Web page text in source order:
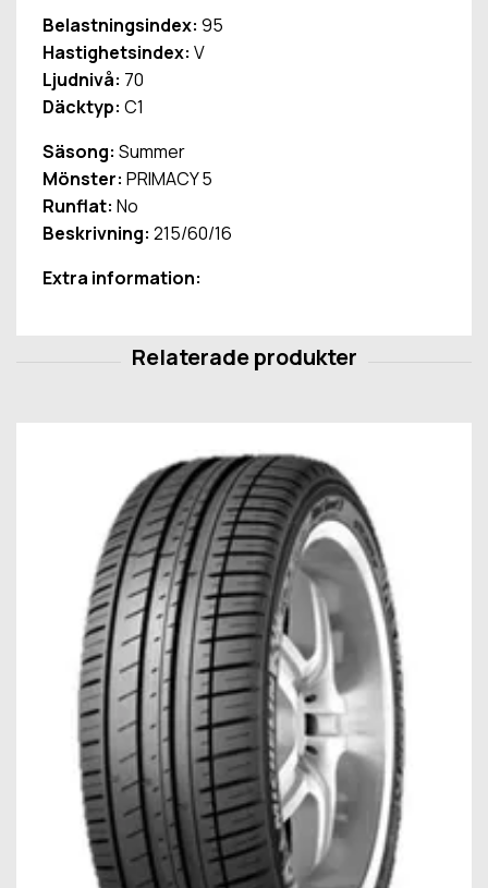
Belastningsindex: 95
Hastighetsindex: V
Ljudnivå: 70
Däcktyp: C1
Säsong: Summer
Mönster: PRIMACY 5
Runflat: No
Beskrivning: 215/60/16
Extra information: